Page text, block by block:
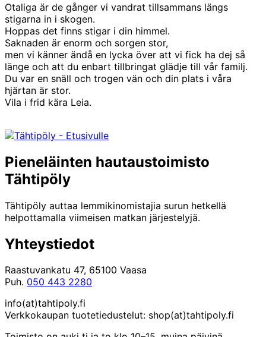
Otaliga är de gånger vi vandrat tillsammans längs
stigarna in i skogen.
Hoppas det finns stigar i din himmel.
Saknaden är enorm och sorgen stor,
men vi känner ändå en lycka över att vi fick ha dej så
länge och att du enbart tillbringat glädje till vår familj.
Du var en snäll och trogen vän och din plats i våra
hjärtan är stor.
Vila i frid kära Leia.
Pieneläinten hautaustoimisto
Tähtipöly
Tähtipöly auttaa lemmikinomistajia surun hetkellä
helpottamalla viimeisen matkan järjestelyjä.
Yhteystiedot
Raastuvankatu 47, 65100 Vaasa
Puh. 050 443 2280
info(at)tahtipoly.fi
Verkkokaupan tuotetiedustelut: shop(at)tahtipoly.fi